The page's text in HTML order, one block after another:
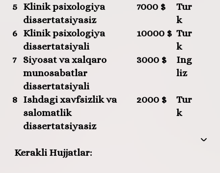
5 Klinik psixologiya
dissertatsiyasiz
7000 $
Tur
k
6 Klinik psixologiya
dissertatsiyali
10000 $ Tur
k
7
Siyosat va xalqaro
munosabatlar
dissertatsiyali
3000 $
Ing
liz
8 Ishdagi xavfsizlik va
salomatlik
dissertatsiyasiz
2000 $
Tur
k
Kerakli Hujjatlar: